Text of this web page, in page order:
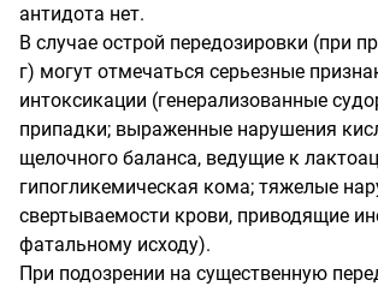
антидота нет.
В случае острой передозировки (при
г) могут отмечаться серьезные
интоксикации (генерализованные
припадки; выраженные нарушения
щелочного баланса, ведущие к
гипогликемическая кома; тяжелые
свертываемости крови, приводящие
фатальному исходу).
При подозрении на существенную